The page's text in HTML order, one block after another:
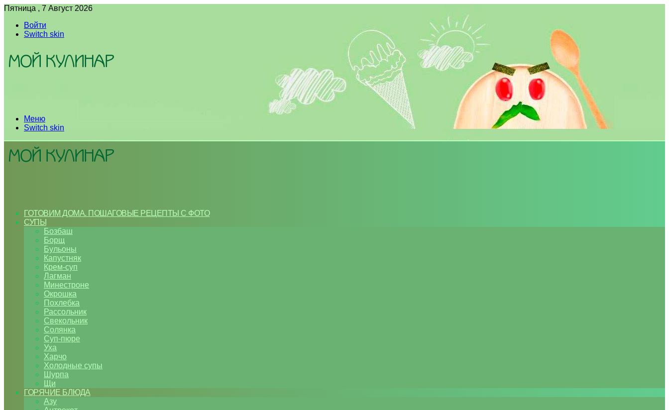
Пятница , 7 Август 2026
Войти
Switch skin
Меню
Switch skin
ГОТОВИМ ДОМА. ПОШАГОВЫЕ РЕЦЕПТЫ С ФОТО
СУПЫ
Бозбаш
Борщ
Бульоны
Капустняк
Крем-суп
Лагман
Минестроне
Окрошка
Похлебка
Рассольник
Свекольник
Солянка
Суп-пюре
Уха
Харчо
Холодные супы
Шурпа
Щи
ГОРЯЧИЕ БЛЮДА
Азу